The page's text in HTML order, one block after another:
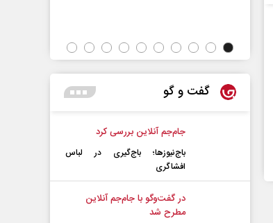
گفت و گو
جام‌جم آنلاین بررسی کرد
باج‌نیوزها؛ باج‌گیری در لباس
افشاگری
در گفت‌و‌گو با جام‌جم آنلاین
مطرح شد